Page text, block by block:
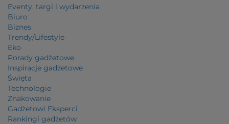
Eventy, targi i wydarzenia
Biuro
Biznes
Trendy/Lifestyle
Eko
Porady gadżetowe
Inspiracje gadżetowe
Święta
Technologie
Znakowanie
Gadżetowi Eksperci
Rankingi gadżetów